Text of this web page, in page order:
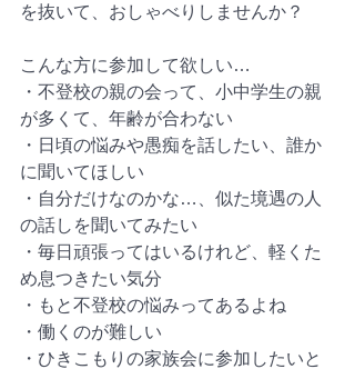
を抜いて、おしゃべりしませんか？
こんな方に参加して欲しい…
・不登校の親の会って、小中学生の親
が多くて、年齢が合わない
・日頃の悩みや愚痴を話したい、誰か
に聞いてほしい
・自分だけなのかな…、似た境遇の人
の話しを聞いてみたい
・毎日頑張ってはいるけれど、軽くた
め息つきたい気分
・もと不登校の悩みってあるよね
・働くのが難しい
・ひきこもりの家族会に参加したいと